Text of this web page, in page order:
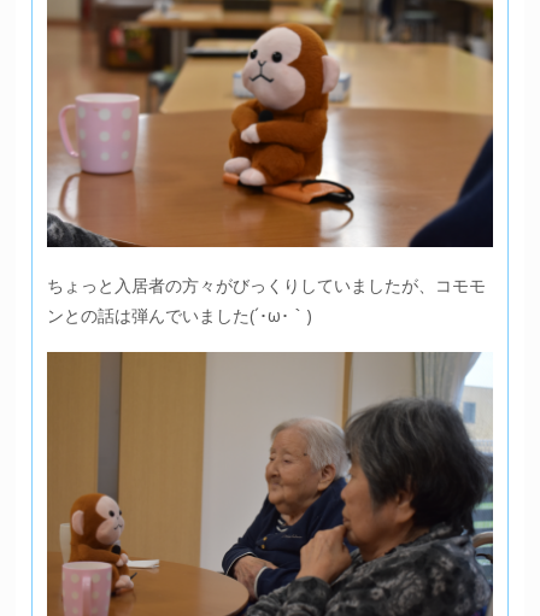
ちょっと入居者の方々がびっくりしていましたが、コモモ
ンとの話は弾んでいました(´･ω･｀)